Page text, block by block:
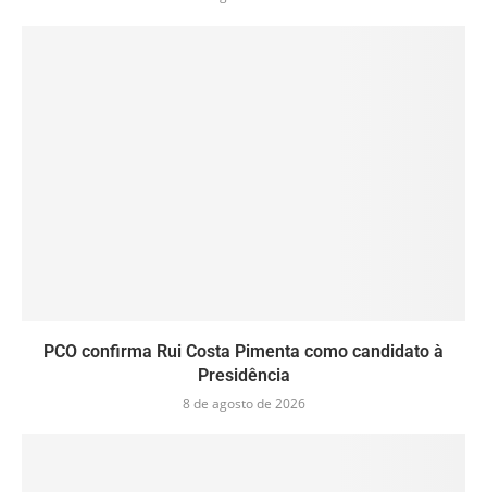
PCO confirma Rui Costa Pimenta como candidato à
Presidência
8 de agosto de 2026